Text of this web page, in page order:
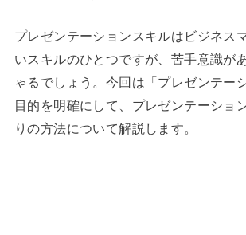
プレゼンテーションスキルはビジネス
いスキルのひとつですが、苦手意識が
ゃるでしょう。今回は「プレゼンテー
目的を明確にして、プレゼンテーショ
りの方法について解説します。